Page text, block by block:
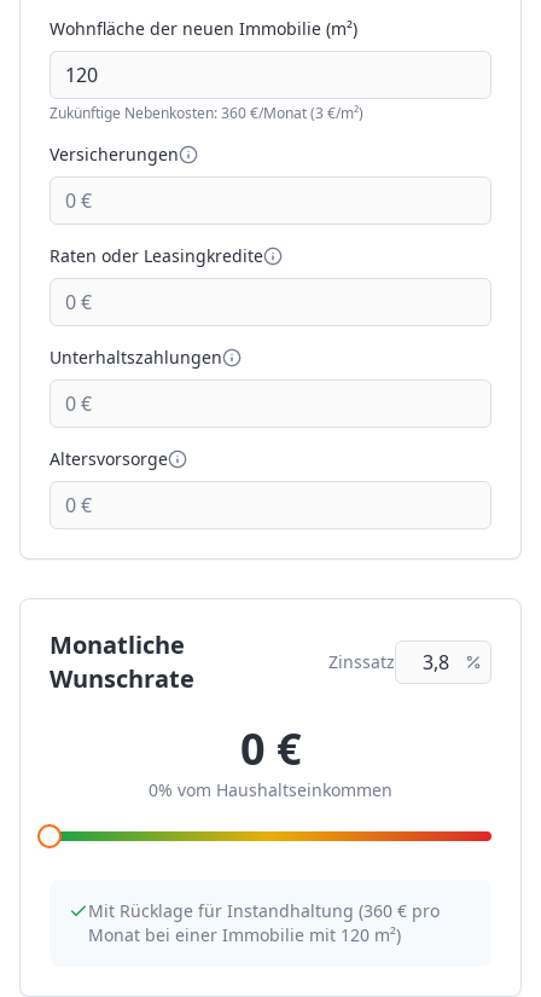
Wohnfläche der neuen Immobilie (m²)
Zukünftige Nebenkosten:360€/Monat (3 €/m²)
Versicherungen
Raten oder Leasingkredite
Unterhaltszahlungen
Altersvorsorge
Monatliche
Wunschrate
Zinssatz
0 €
0% vom Haushaltseinkommen
Mit Rücklage für Instandhaltung (360 € pro
Monat bei einer Immobilie mit 120 m²)